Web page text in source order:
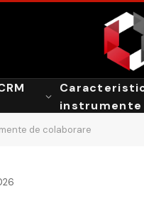
instrumente
de colaborare